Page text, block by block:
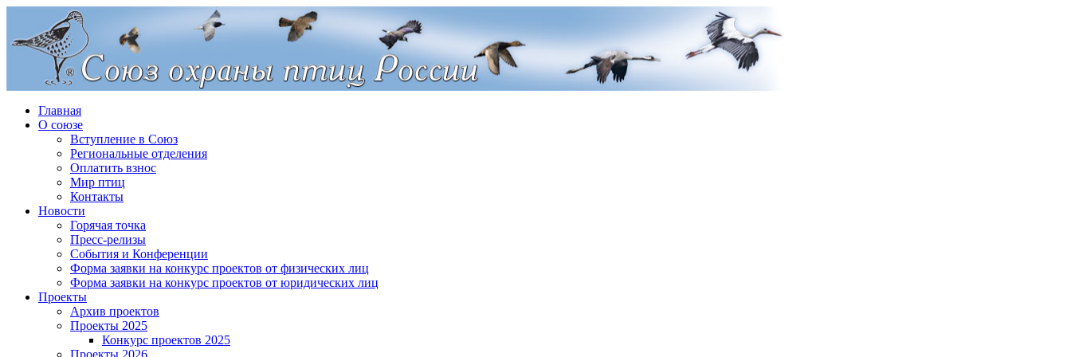
Главная
О союзе
Вступление в Союз
Региональные отделения
Оплатить взнос
Мир птиц
Контакты
Новости
Горячая точка
Пресс-релизы
События и Конференции
Форма заявки на конкурс проектов от физических лиц
Форма заявки на конкурс проектов от юридических лиц
Проекты
Архив проектов
Проекты 2025
Конкурс проектов 2025
Проекты 2026